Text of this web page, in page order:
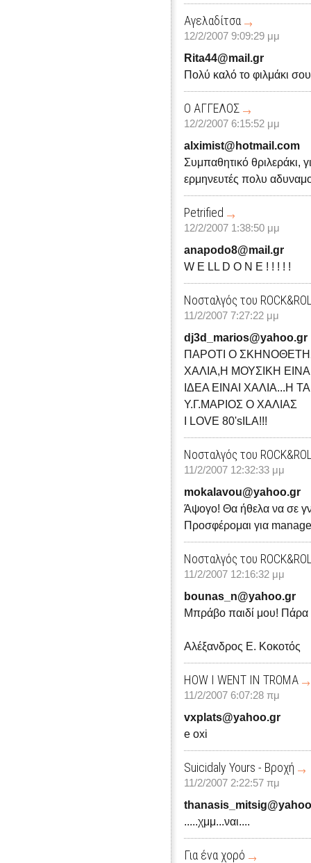
Αγελαδίτσα
12/2/2007 9:09:29 μμ
Rita44@mail.gr
Πολύ καλό το φιλμάκι
Ο ΑΓΓΕΛΟΣ
12/2/2007 6:15:52 μμ
alximist@hotmail.com
Συμπαθητικό θριλεράκι,
ερμηνευτές πολυ
Petrified
12/2/2007 1:38:50 μμ
anapodo8@mail.gr
W E LL D O N E ! ! ! ! !
Νοσταλγός του
11/2/2007 7:27:22 μμ
dj3d_marios@yahoo.gr
ΠΑΡΟΤΙ Ο
ΧΑΛΙΑ,Η ΜΟΥΣΙΚΗ
ΙΔΕΑ ΕΙΝΑΙ ΧΑΛΙΑ...Η
Υ.Γ.ΜΑΡΙΟΣ Ο ΧΑΛΙΑΣ
I LOVE 80'sILA!!!
Νοσταλγός του
11/2/2007 12:32:33 μμ
mokalavou@yahoo.gr
Άψογο! Θα ήθελα να σε
Προσφέρομαι για
Νοσταλγός του
11/2/2007 12:16:32 μμ
bounas_n@yahoo.gr
Μπράβο παιδί μου! Πάρα
Αλέξανδρος Ε. Κοκοτός
HOW I WENT IN TROMA
11/2/2007 6:07:28 πμ
vxplats@yahoo.gr
e oxi
Suicidaly Yours - Βροχή
11/2/2007 2:22:57 πμ
.....χμμ...ναι....
Για ένα χορό